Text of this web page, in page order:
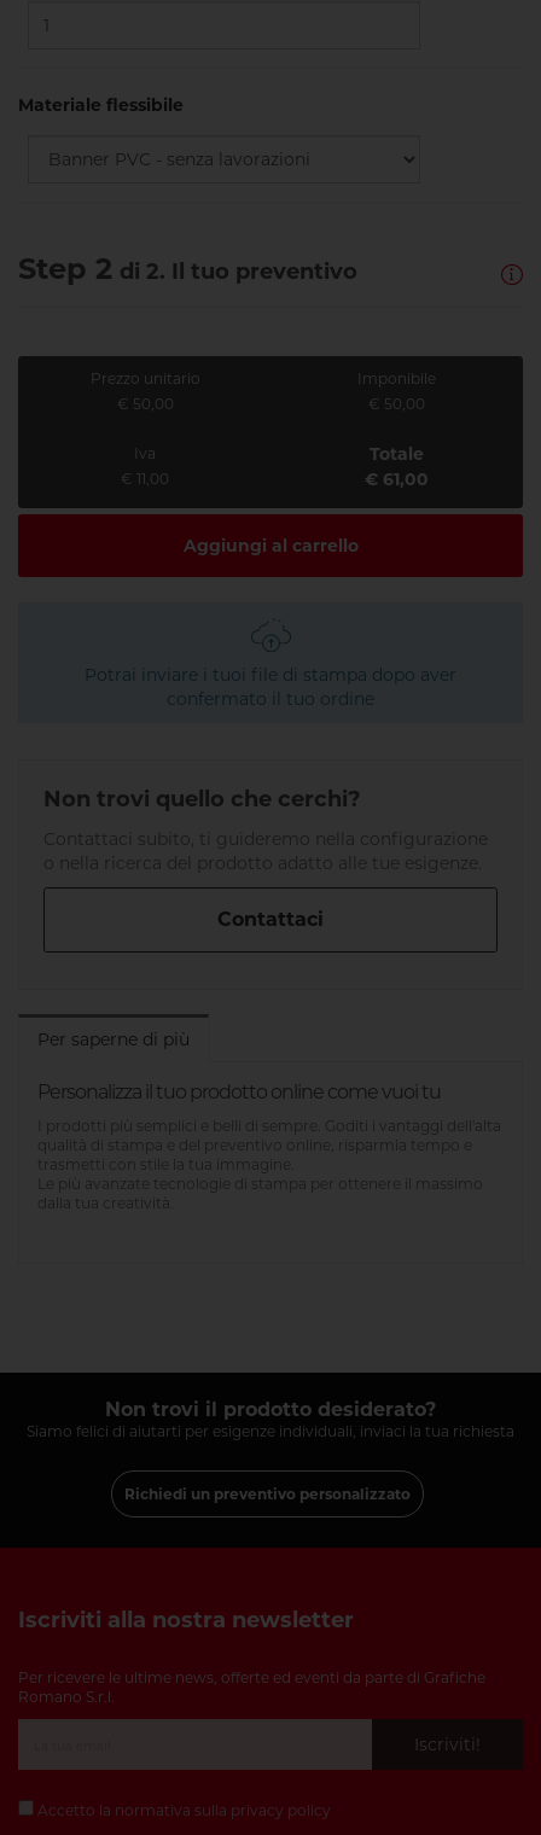
Materiale flessibile
Step 2 di 2. Il tuo preventivo
Prezzo unitario
€ 50,00
Imponibile
€ 50,00
Iva
€ 11,00
Totale
€ 61,00
Aggiungi al carrello
Potrai inviare i tuoi file di stampa dopo aver
confermato il tuo ordine
Non trovi quello che cerchi?
Contattaci subito, ti guideremo nella configurazione
o nella ricerca del prodotto adatto alle tue esigenze.
Contattaci
Per saperne di più
Personalizza il tuo prodotto online come vuoi tu
I prodotti più semplici e belli di sempre. Goditi i vantaggi dell'alta
qualità di stampa e del preventivo online, risparmia tempo e
trasmetti con stile la tua immagine.
Le più avanzate tecnologie di stampa per ottenere il massimo
dalla tua creatività.
Non trovi il prodotto desiderato?
Siamo felici di aiutarti per esigenze individuali, inviaci la tua richiesta
Richiedi un preventivo personalizzato
Iscriviti alla nostra newsletter
Per ricevere le ultime news, offerte ed eventi da parte di Grafiche
Romano S.r.l.
Iscriviti!
Accetto la normativa sulla privacy policy